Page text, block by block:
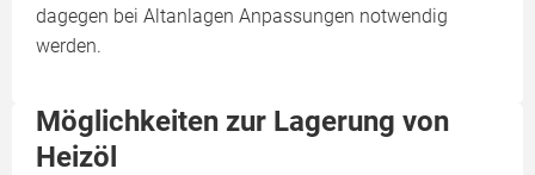
dagegen bei Altanlagen Anpassungen notwendig
werden.
Möglichkeiten zur Lagerung von
Heizöl